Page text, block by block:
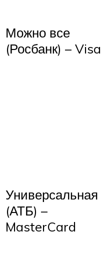
Можно все
(Росбанк) – Visa
Универсальная
(АТБ) –
MasterCard